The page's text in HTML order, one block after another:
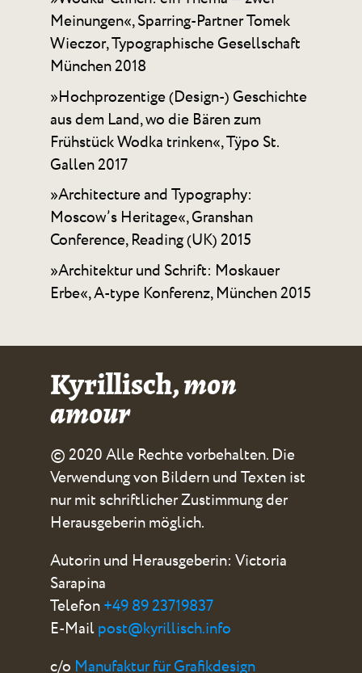
Meinungen«, Sparring-Partner Tomek
Wieczor, Typographische Gesellschaft
München 2018
»Hochprozentige (Design-) Geschichte
aus dem Land, wo die Bären zum
Frühstück Wodka trinken«, Tÿpo St.
Gallen 2017
»Architecture and Typography:
Moscow’s Heritage«, Granshan
Conference, Reading (UK) 2015
»Architektur und Schrift: Moskauer
Erbe«, A-type Konferenz, München 2015
Kyrillisch,mon
amour
© 2020 Alle Rechte vorbehalten. Die
Verwendung von Bildern und Texten ist
nur mit schriftlicher Zustimmung der
Herausgeberin möglich.
Autorin und Herausgeberin: Victoria
Sarapina
Telefon+49 89 23719837
E-Mailpost@kyrillisch.info
c/o Manufaktur für Grafikdesign